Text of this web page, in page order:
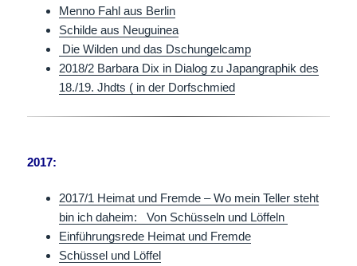
Menno Fahl aus Berlin
Schilde aus Neuguinea
Die Wilden und das Dschungelcamp
2018/2 Barbara Dix in Dialog zu Japangraphik des
18./19. Jhdts ( in der Dorfschmied
2017:
2017/1 Heimat und Fremde – Wo mein Teller steht
bin ich daheim: Von Schüsseln und Löffeln
Einführungsrede Heimat und Fremde
Schüssel und Löffel